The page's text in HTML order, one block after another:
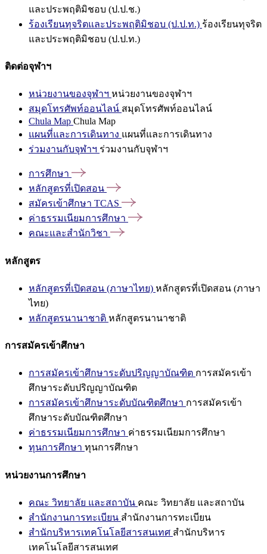
และประพฤติมิชอบ (ป.ป.ช.)
ร้องเรียนทุจริตและประพฤติมิชอบ (ป.ป.ท.) ร้องเรียนทุจริต
และประพฤติมิชอบ (ป.ป.ท.)
ติดต่อจุฬาฯ
หน่วยงานของจุฬาฯ หน่วยงานของจุฬาฯ
สมุดโทรศัพท์ออนไลน์ สมุดโทรศัพท์ออนไลน์
Chula Map Chula Map
แผนที่และการเดินทาง แผนที่และการเดินทาง
ร่วมงานกับจุฬาฯ ร่วมงานกับจุฬาฯ
การศึกษา
หลักสูตรที่เปิดสอน
สมัครเข้าศึกษา TCAS
ค่าธรรมเนียมการศึกษา
คณะและสำนักวิชา
หลักสูตร
หลักสูตรที่เปิดสอน (ภาษาไทย) หลักสูตรที่เปิดสอน (ภาษา
ไทย)
หลักสูตรนานาชาติ หลักสูตรนานาชาติ
การสมัครเข้าศึกษา
การสมัครเข้าศึกษาระดับปริญญาบัณฑิต การสมัครเข้า
ศึกษาระดับปริญญาบัณฑิต
การสมัครเข้าศึกษาระดับบัณฑิตศึกษา การสมัครเข้า
ศึกษาระดับบัณฑิตศึกษา
ค่าธรรมเนียมการศึกษา ค่าธรรมเนียมการศึกษา
ทุนการศึกษา ทุนการศึกษา
หน่วยงานการศึกษา
คณะ วิทยาลัย และสถาบัน คณะ วิทยาลัย และสถาบัน
สำนักงานการทะเบียน สำนักงานการทะเบียน
สำนักบริหารเทคโนโลยีสารสนเทศ สำนักบริหาร
เทคโนโลยีสารสนเทศ